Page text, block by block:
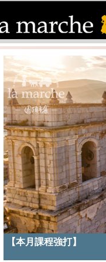
【本月課程強打】